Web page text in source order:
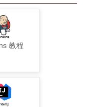
教程